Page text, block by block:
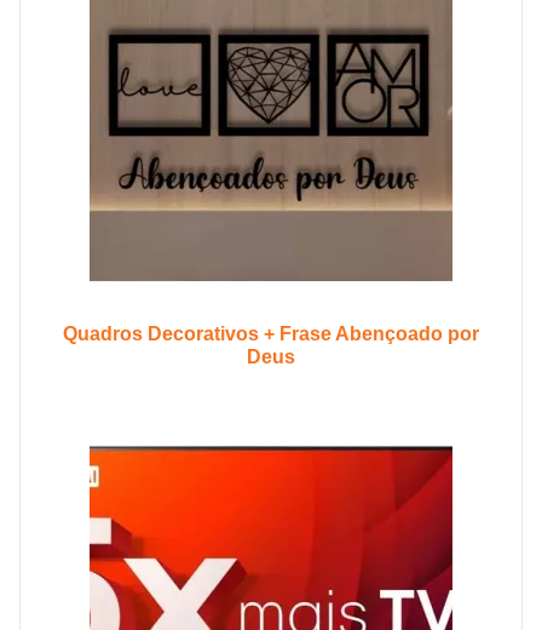
Quadros Decorativos + Frase Abençoado por
Deus